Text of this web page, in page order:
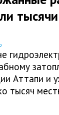
Аттапи и
тысяч